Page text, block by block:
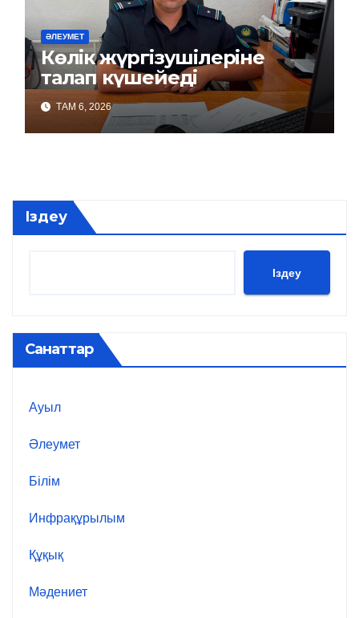
ӘЛЕУМЕТ
Көлік жүргізушілеріне
талап күшейеді
ТАМ 6, 2026
Іздеу
Іздеу
Санаттар
Ауыл
Әлеумет
Білім
Инфрақұрылым
Құқық
Мәдениет